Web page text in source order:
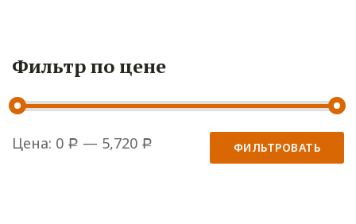
Фильтр по цене
ФИЛЬТРОВАТЬ
Цена: 0 Р — 5,720 Р